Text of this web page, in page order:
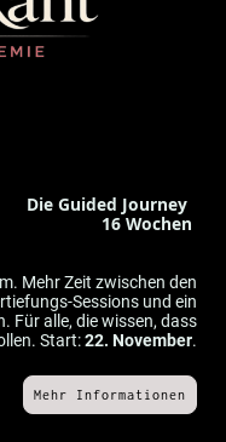
Die Guided Journey
16 Wochen
Mehr Zeit zwischen den
Sessions und ein
Für alle, die wissen, dass
Start:22. November.
Mehr Informationen